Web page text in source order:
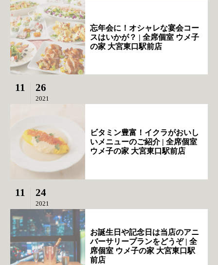
忘年会に！オシャレな宴会コー
スはいかが？ | 全席個室 ウメ子
の家 大宮東口駅前店
11 26
2021
ビタミン豊富！イクラがおいし
いメニューのご紹介 | 全席個室
ウメ子の家 大宮東口駅前店
11 24
2021
お誕生日や記念日は当店のアニ
バーサリープランをどうぞ | 全
席個室 ウメ子の家 大宮東口駅
前店